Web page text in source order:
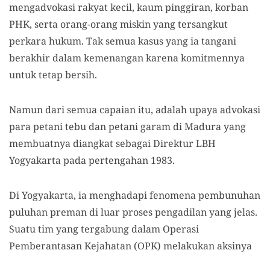
mengadvokasi rakyat kecil, kaum pinggiran, korban
PHK, serta orang-orang miskin yang tersangkut
perkara hukum. Tak semua kasus yang ia tangani
berakhir dalam kemenangan karena komitmennya
untuk tetap bersih.
Namun dari semua capaian itu, adalah upaya advokasi
para petani tebu dan petani garam di Madura yang
membuatnya diangkat sebagai Direktur LBH
Yogyakarta pada pertengahan 1983.
Di Yogyakarta, ia menghadapi fenomena pembunuhan
puluhan preman di luar proses pengadilan yang jelas.
Suatu tim yang tergabung dalam Operasi
Pemberantasan Kejahatan (OPK) melakukan aksinya